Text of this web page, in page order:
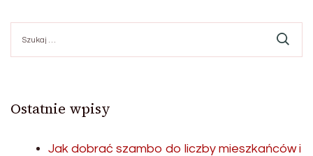
Ostatnie wpisy
Jak dobrać szambo do liczby mieszkańców i